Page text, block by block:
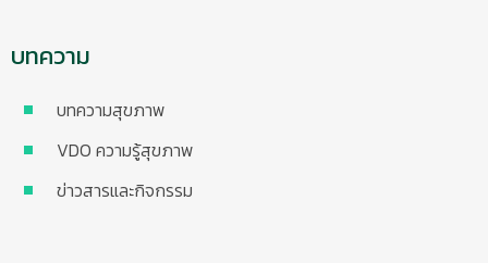
บทความ
บทความสุขภาพ
VDO ความรู้สุขภาพ
ข่าวสารและกิจกรรม